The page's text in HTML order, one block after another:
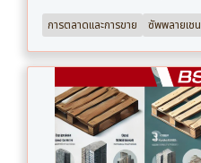
การตลาดและการขาย ซัพพลายเชน